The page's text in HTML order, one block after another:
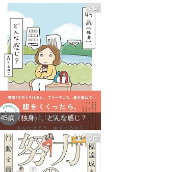
価格：¥649
2位
45歳（独身）、どんな感じ？
価格：¥715
3位